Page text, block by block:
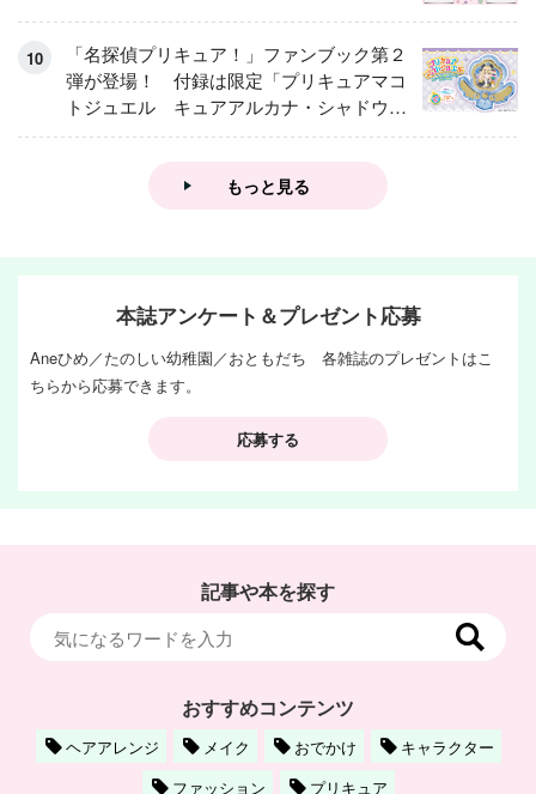
「名探偵プリキュア！」ファンブック第２
弾が登場！ 付録は限定「プリキュアマコ
トジュエル キュアアルカナ・シャドウ
アイスver.」 キュアエクレールを大特
もっと見る
本誌アンケート＆プレゼント応募
Aneひめ／たのしい幼稚園／おともだち 各雑誌のプレゼントはこ
ちらから応募できます。
応募する
記事や本を探す
おすすめコンテンツ
ヘアアレンジ メイク おでかけ
キャラクター
ファッション
プリキュア